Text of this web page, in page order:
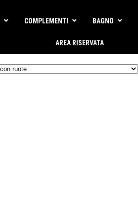
COMPLEMENTI BAGNO
AREA RISERVATA